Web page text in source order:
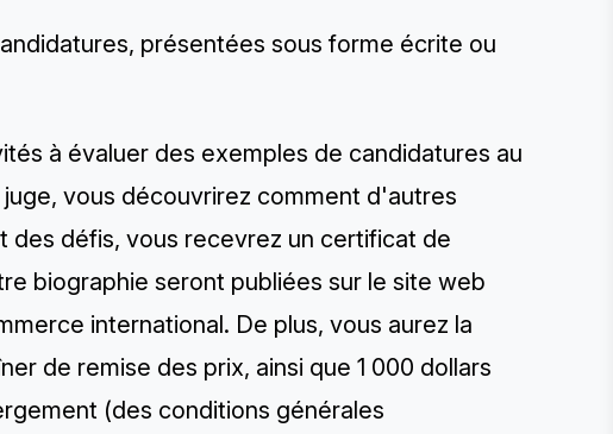
présentées sous forme écrite ou
à évaluer des exemples de candidatures au
vous découvrirez comment d'autres
des défis, vous recevrez un certificat de
biographie seront publiées sur le site web
international. De plus, vous aurez la
de remise des prix, ainsi que 1 000 dollars
(des conditions générales